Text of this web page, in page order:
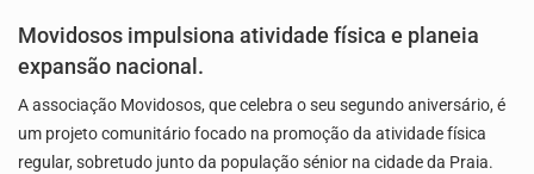
Movidosos impulsiona atividade física e planeia
expansão nacional.
A associação Movidosos, que celebra o seu segundo aniversário, é
um projeto comunitário focado na promoção da atividade física
regular, sobretudo junto da população sénior na cidade da Praia.